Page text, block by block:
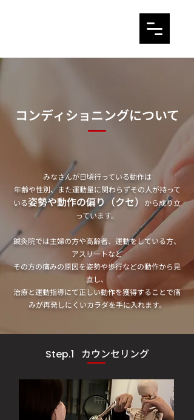
コンディショニングについて
みなさんが日頃行っている動作は
年齢や性別、また運動量に関わらずその人が持って
いる姿勢や動作の偏り（クセ）
から成り立
っています。
鍼灸院では主婦の方や高齢者、運動をしている方、
アスリートなど
その方の痛みの原因を姿勢や歩行などの動作から見
直し、
治療と運動指導にて正しい動作を獲得することで痛
みが再発しにくいカラダを手に入れます。
Step.1 カウンセリング